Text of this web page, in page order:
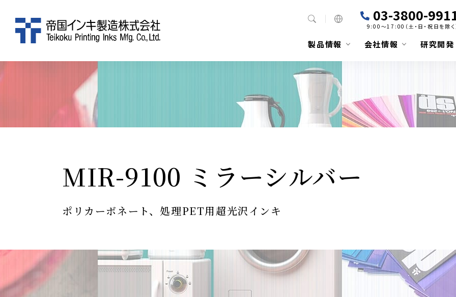
03-3800-
9:00～17:00（土・日・祝日を除く
製品情報 会社情報 研究開発
MIR-9100 ミラーシルバー
ポリカーボネート、処理PET用超光沢インキ